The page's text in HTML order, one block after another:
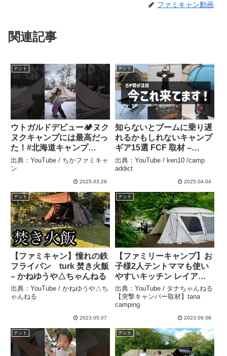
ファミキャン動画
関連記事
テント
ウトガルドデビュー🏕️ヌク
ヌクキャンプには最高だっ
た！#北海道キャンプ
#camp #子連れキャンプ#
ファミキャン #ウトガルド
#shorts #アウトドア – ち
出典：YouTube / ちかファミキャ
ン
2025.03.29
テント
知らないとブームに乗り遅
れるかもしれないキャンプ
ギア15選 FCF 取材 –
ken10 /camp addict
出典：YouTube / ken10 /camp
addict
2025.04.04
テント
【ファミキャン】憧れの鉄
フライパン turk 焚き火飯
– かねゆうや△ちゃんねる
出典：YouTube / かねゆうや△ち
ゃんねる
2023.05.07
テント
【ファミリーキャンプ】お
子様2人テントママも使い
やすいキッチン レイアウ
ト 限定coleman snow
peak #338 – タナちゃんね
る【突撃キャンパー取材】
出典：YouTube / タナちゃんねる
【突撃キャンパー取材】tana
camping
2023.09.08
テント テント